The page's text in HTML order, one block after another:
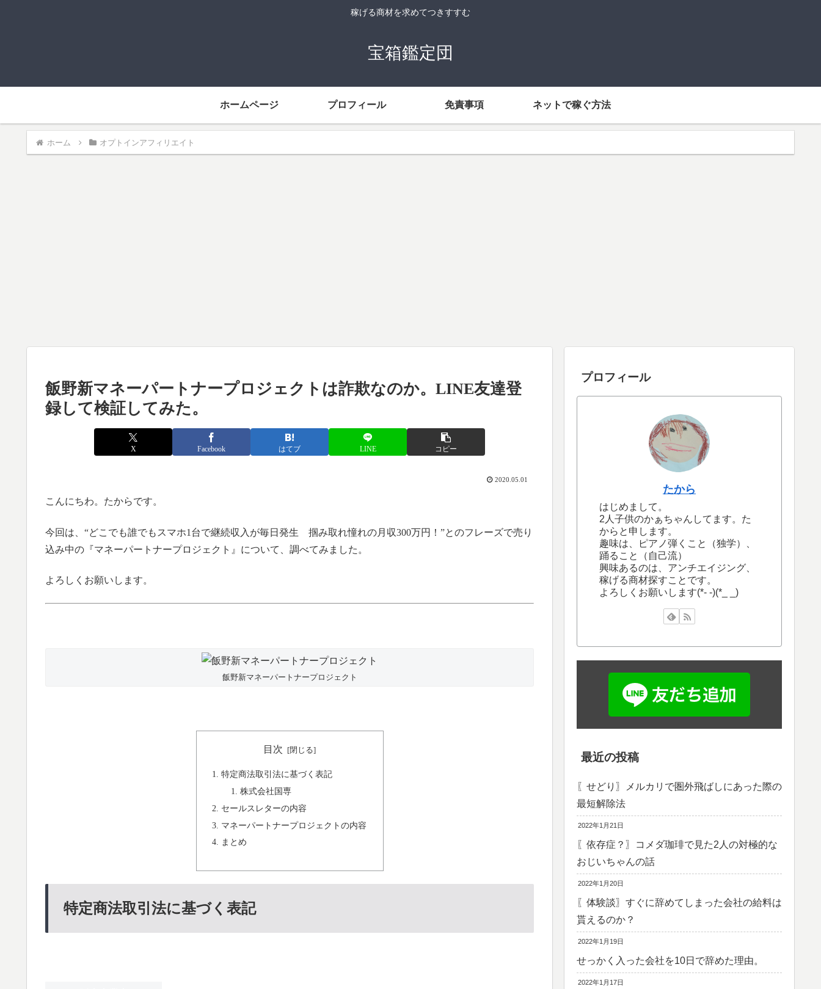
稼げる商材を求めてつきすすむ
宝箱鑑定団
ホームページ プロフィール 免責事項 ネットで稼ぐ方法
ホーム オプトインアフィリエイト
飯野新マネーパートナープロジェクトは詐欺なのか。LINE友達登
録して検証してみた。
X Facebook はてブ LINE コピー
2020.05.01
こんにちわ。たからです。
今回は、“どこでも誰でもスマホ1台で継続収入が毎日発生 掴み取れ憧れの月収300万円！”とのフレーズで売り
込み中の『マネーパートナープロジェクト』について、調べてみました。
よろしくお願いします。
飯野新マネーパートナープロジェクト
目次
特定商法取引法に基づく表記
株式会社国専
セールスレターの内容
マネーパートナープロジェクトの内容
まとめ
特定商法取引法に基づく表記
プロフィール
たから
はじめまして。
2人子供のかぁちゃんしてます。た
からと申します。
趣味は、ピアノ弾くこと（独学）、
踊ること（自己流）
興味あるのは、アンチエイジング、
稼げる商材探すことです。
よろしくお願いします(*- -)(*_ _)
最近の投稿
〖せどり〗メルカリで圏外飛ばしにあった際の
最短解除法
2022年1月21日
〖依存症？〗コメダ珈琲で見た2人の対極的な
おじいちゃんの話
2022年1月20日
〖体験談〗すぐに辞めてしまった会社の給料は
貰えるのか？
2022年1月19日
せっかく入った会社を10日で辞めた理由。
2022年1月17日